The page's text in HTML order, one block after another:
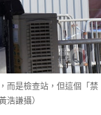
而是檢查站，但這個「禁
浩謙攝）